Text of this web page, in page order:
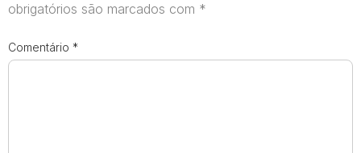
obrigatórios são marcados com *
Comentário *